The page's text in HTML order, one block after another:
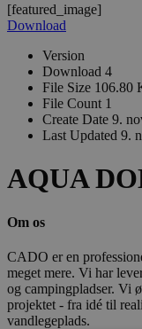
[featured_image]
Download
Version
Download 4
File Size 106.80
File Count 1
Create Date 9.
Last Updated 9.
AQUA
Om os
CADO er en
meget mere. Vi har
og campingpladser. Vi
projektet - fra idé til
vandlegeplads.